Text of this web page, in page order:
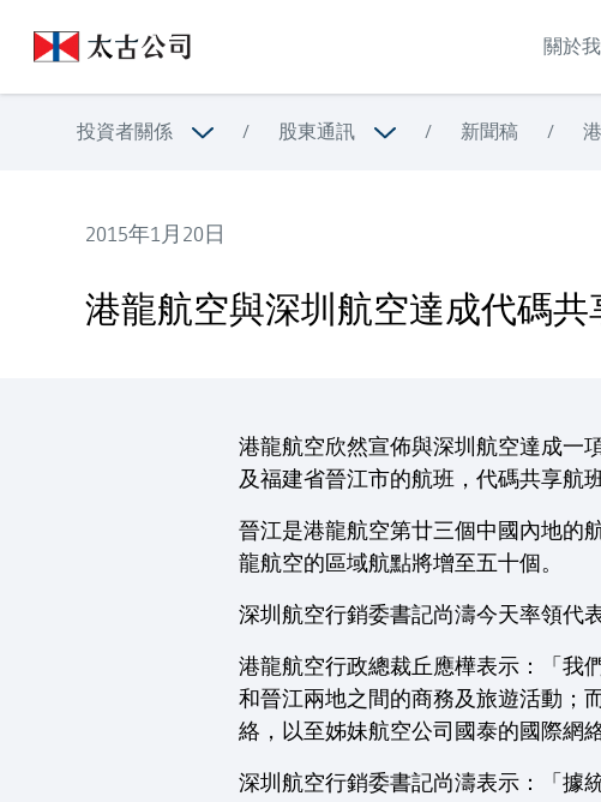
關於
投資者關係 / 股東通訊 / 新聞稿 /
2015年1月20日
港龍航空與深圳航空達成代碼
港龍航空欣然宣佈與深圳航空達成一
及福建省晉江市的航班，代碼共享航
晉江是港龍航空第廿三個中國內地的
龍航空的區域航點將增至五十個。
深圳航空行銷委書記尚濤今天率領代
港龍航空行政總裁丘應樺表示：「我
和晉江兩地之間的商務及旅遊活動；
絡，以至姊妹航空公司國泰的國際網
深圳航空行銷委書記尚濤表示：「據